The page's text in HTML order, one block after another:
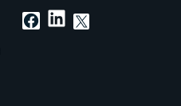
Facebook
LinkedIn
X